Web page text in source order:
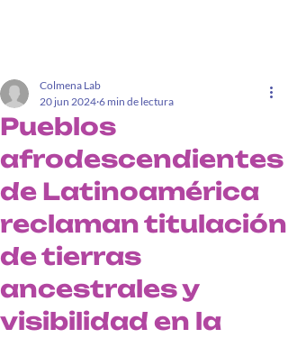
Pueblos
afrodescendientes
de Latinoamérica
reclaman titulación
de tierras
ancestrales y
visibilidad en la
Colmena Lab
20 jun 2024 6 min de lectura